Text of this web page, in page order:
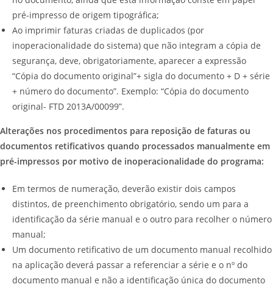
pré-impresso de origem tipográfica;
Ao imprimir faturas criadas de duplicados (por
inoperacionalidade do sistema) que não integram a cópia de
segurança, deve, obrigatoriamente, aparecer a expressão
“Cópia do documento original”+ sigla do documento + D + série
+ número do documento”. Exemplo: “Cópia do documento
original- FTD 2013A/00099”.
Alterações nos procedimentos para reposição de faturas ou
documentos retificativos quando processados manualmente em
pré-impressos por motivo de inoperacionalidade do programa:
Em termos de numeração, deverão existir dois campos
distintos, de preenchimento obrigatório, sendo um para a
identificação da série manual e o outro para recolher o número
manual;
Um documento retificativo de um documento manual recolhido
na aplicação deverá passar a referenciar a série e o nº do
documento manual e não a identificação única do documento